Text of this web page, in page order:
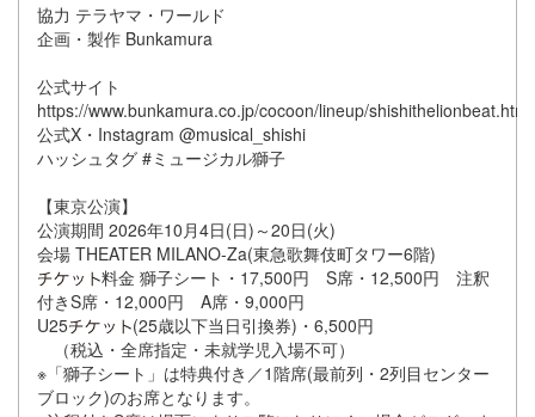
協力 テラヤマ・ワールド
企画・製作 Bunkamura
公式サイト
https://www.bunkamura.co.jp/cocoon/lineup/shishithelionbeat.html
公式X・Instagram @musical_shishi
ハッシュタグ #ミュージカル獅子
【東京公演】
公演期間 2026年10月4日(日)～20日(火)
会場 THEATER MILANO-Za(東急歌舞伎町タワー6階)
料金 獅子シート・17,500円 S席・12,500円 注釈
付きS席・12,000円 A席・9,000円
U25
(25歳以下当日引換券)・6,500円
（税込・全席指定・未就学児入場不可）
※「獅子シート」は特典付き／1階席(最前列・2列目センター
ブロック)のお席となります。